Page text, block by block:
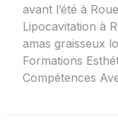
avant l’été à
Lipocavitation à
amas graisseux
Formations
Compétences